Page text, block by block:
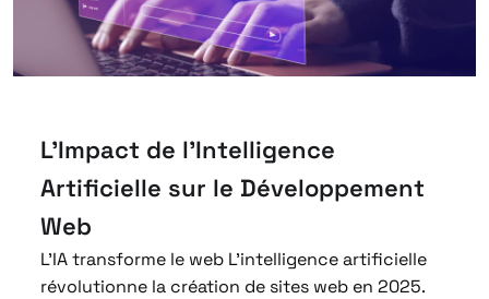
L’Impact de l’Intelligence
Artificielle sur le Développement
Web
L’IA transforme le web L’intelligence artificielle
révolutionne la création de sites web en 2025.